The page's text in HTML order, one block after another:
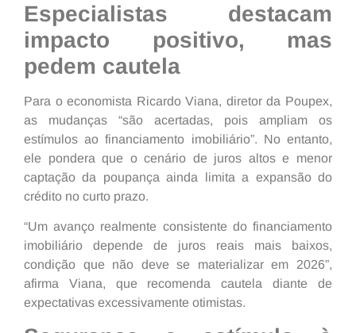
Especialistas destacam
impacto positivo, mas
pedem cautela
Para o economista Ricardo Viana, diretor da Poupex,
as mudanças “são acertadas, pois ampliam os
estímulos ao financiamento imobiliário”. No entanto,
ele pondera que o cenário de juros altos e menor
captação da poupança ainda limita a expansão do
crédito no curto prazo.
“Um avanço realmente consistente do financiamento
imobiliário depende de juros reais mais baixos,
condição que não deve se materializar em 2026”,
afirma Viana, que recomenda cautela diante de
expectativas excessivamente otimistas.